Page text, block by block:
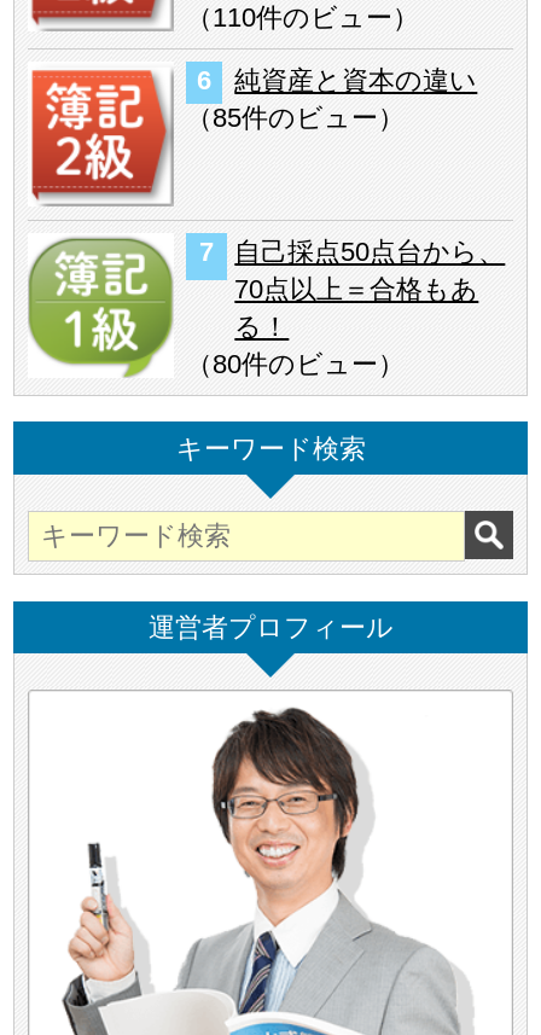
（110件のビュー ）
純資産と資本の違い
（85件のビュー ）
自己採点50点台から、
70点以上＝合格もあ
る！
（80件のビュー ）
キーワード検索
運営者プロフィール